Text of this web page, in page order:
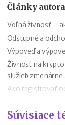
Články autora
Voľná živnosť –
Odstupné a
Výpoveď a
Živnosť na
služieb
Ako registrovať
Ako registrovať
Súvisiace